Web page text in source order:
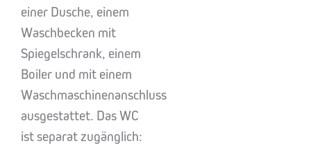
einer Dusche, einem
Waschbecken mit
Spiegelschrank, einem
Boiler und mit einem
Waschmaschinenanschluss
ausgestattet. Das WC
ist separat zugänglich: